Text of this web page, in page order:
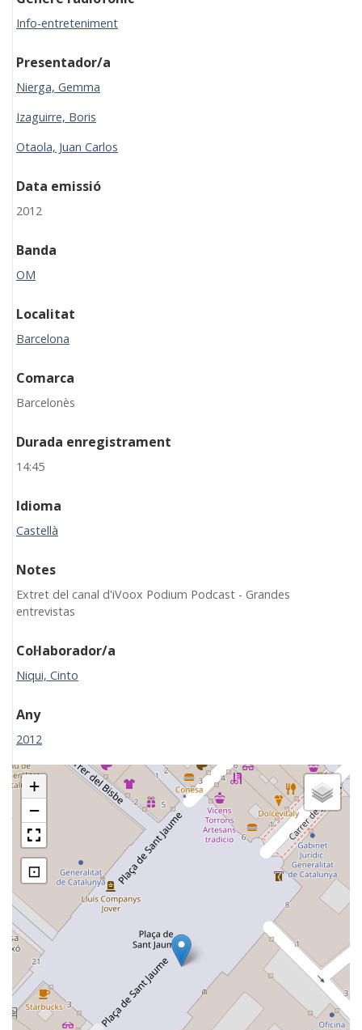
Info-entreteniment
Presentador/a
Nierga, Gemma
Izaguirre, Boris
Otaola, Juan Carlos
Data emissió
2012
Banda
OM
Localitat
Barcelona
Comarca
Barcelonès
Durada enregistrament
14:45
Idioma
Castellà
Notes
Extret del canal d'iVoox Podium Podcast - Grandes
entrevistas
Col·laborador/a
Niqui, Cinto
Any
2012
+
−
⊡